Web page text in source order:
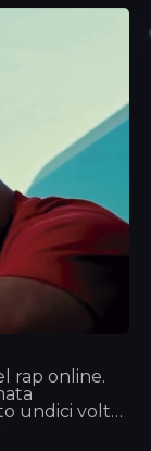
e al suo
Grammy
rap online.
undici volte